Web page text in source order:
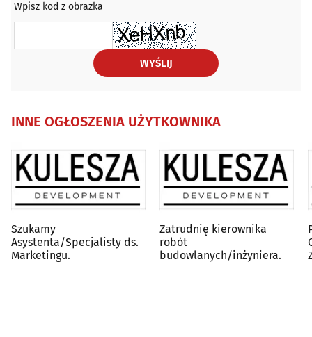
Wpisz kod z obrazka
WYŚLIJ
INNE OGŁOSZENIA UŻYTKOWNIKA
Szukamy
Asystenta/Specjalisty ds.
Marketingu.
Zatrudnię kierownika
robót
budowlanych/inżyniera.